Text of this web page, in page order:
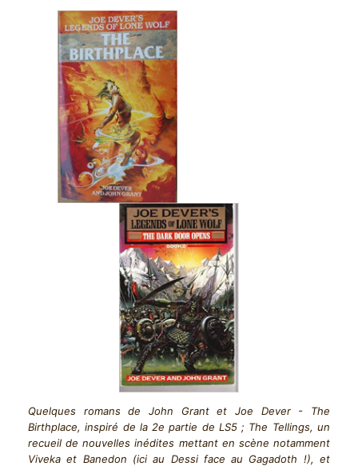
Quelques romans de John Grant et Joe Dever - The
Birthplace, inspiré de la 2e partie de LS5 ; The Tellings, un
recueil de nouvelles inédites mettant en scène notamment
Viveka et Banedon (ici au Dessi face au Gagadoth !), et